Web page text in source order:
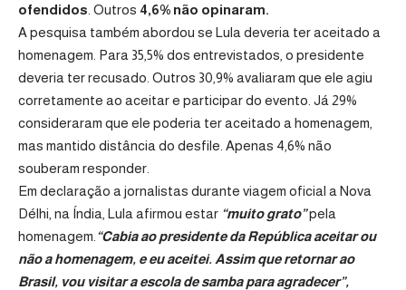
ofendidos . Outros 4,6% não opinaram.
A pesquisa também abordou se Lula deveria ter aceitado a
homenagem. Para 35,5% dos entrevistados, o presidente
deveria ter recusado. Outros 30,9% avaliaram que ele agiu
corretamente ao aceitar e participar do evento. Já 29%
consideraram que ele poderia ter aceitado a homenagem,
mas mantido distância do desfile. Apenas 4,6% não
souberam responder.
Em declaração a jornalistas durante viagem oficial a Nova
Délhi , na Índia , Lula afirmou estar “muito grato”pela
homenagem. “Cabia ao presidente da República aceitar ou
não a homenagem, e eu aceitei. Assim que retornar ao
Brasil, vou visitar a escola de samba para agradecer”,